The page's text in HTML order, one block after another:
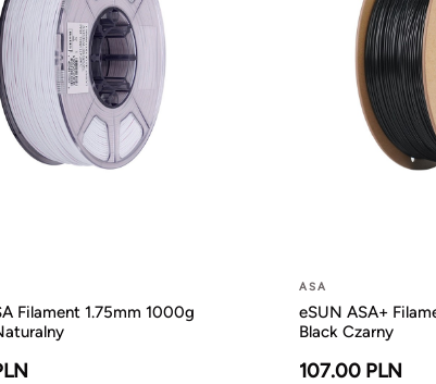
Filament 1.75mm 1000g
ASA
eSUN ASA+
Black Czarny
107.00 PLN